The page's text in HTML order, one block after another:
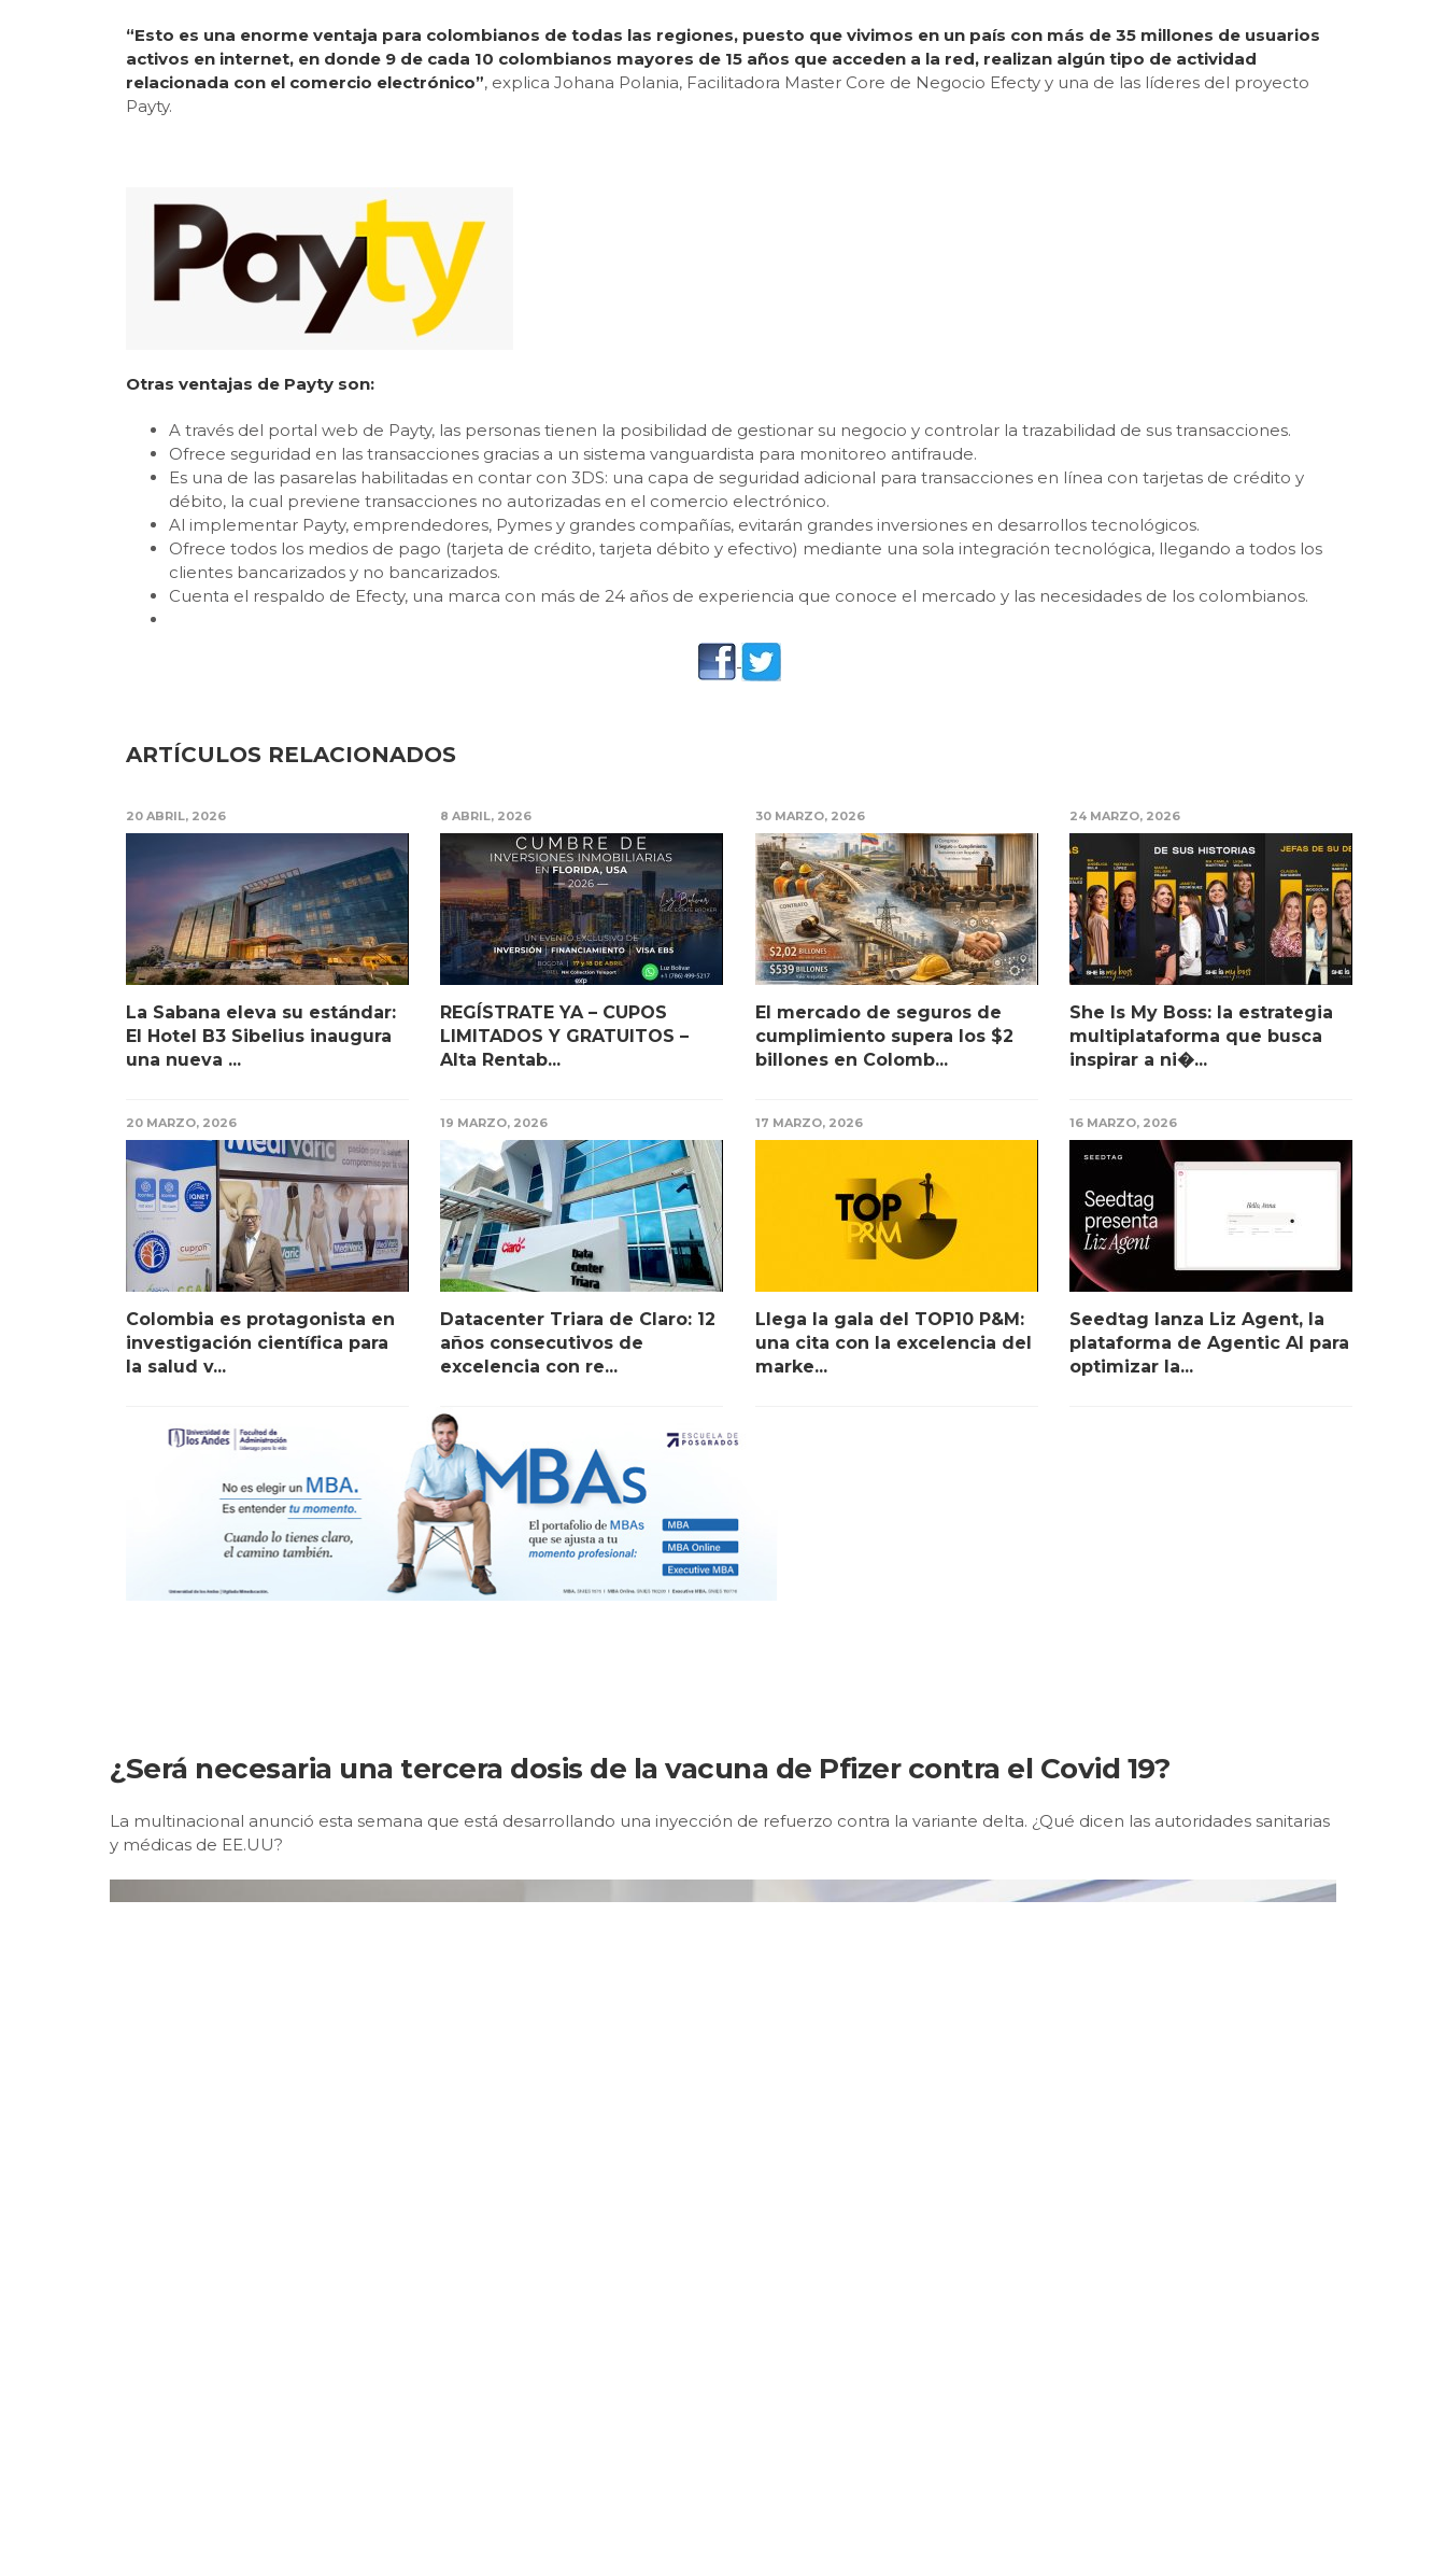
“Esto es una enorme ventaja para colombianos de todas las regiones, puesto que vivimos en un país con más de 35 millones de usuarios
activos en internet, en donde 9 de cada 10 colombianos mayores de 15 años que acceden a la red, realizan algún tipo de actividad
relacionada con el comercio electrónico”, explica Johana Polania, Facilitadora Master Core de Negocio Efecty y una de las líderes del proyecto
Payty.
Otras ventajas de Payty son:
A través del portal web de Payty, las personas tienen la posibilidad de gestionar su negocio y controlar la trazabilidad de sus transacciones.
Ofrece seguridad en las transacciones gracias a un sistema vanguardista para monitoreo antifraude.
Es una de las pasarelas habilitadas en contar con 3DS: una capa de seguridad adicional para transacciones en línea con tarjetas de crédito y
débito, la cual previene transacciones no autorizadas en el comercio electrónico.
Al implementar Payty, emprendedores, Pymes y grandes compañías, evitarán grandes inversiones en desarrollos tecnológicos.
Ofrece todos los medios de pago (tarjeta de crédito, tarjeta débito y efectivo) mediante una sola integración tecnológica, llegando a todos los
clientes bancarizados y no bancarizados.
Cuenta el respaldo de Efecty, una marca con más de 24 años de experiencia que conoce el mercado y las necesidades de los colombianos.
ARTÍCULOS RELACIONADOS
20 ABRIL, 2026
La Sabana eleva su estándar:
El Hotel B3 Sibelius inaugura
una nueva ...
8 ABRIL, 2026
REGÍSTRATE YA – CUPOS
LIMITADOS Y GRATUITOS –
Alta Rentab...
30 MARZO, 2026
El mercado de seguros de
cumplimiento supera los $2
billones en Colomb...
24 MARZO, 2026
She Is My Boss: la estrategia
multiplataforma que busca
inspirar a ni�...
20 MARZO, 2026
Colombia es protagonista en
investigación científica para
la salud v...
19 MARZO, 2026
Datacenter Triara de Claro: 12
años consecutivos de
excelencia con re...
17 MARZO, 2026
Llega la gala del TOP10 P&M:
una cita con la excelencia del
marke...
16 MARZO, 2026
Seedtag lanza Liz Agent, la
plataforma de Agentic AI para
optimizar la...
¿Será necesaria una tercera dosis de la vacuna de Pfizer contra el Covid 19?
La multinacional anunció esta semana que está desarrollando una inyección de refuerzo contra la variante delta. ¿Qué dicen las autoridades sanitarias
y médicas de EE.UU?